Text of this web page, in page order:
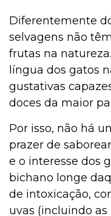
Diferentemente
selvagens não
frutas na
língua dos gatos
gustativas
doces da maior
Por isso, não há
prazer de
e o interesse dos
bichano longe
de intoxicação,
uvas (incluindo as